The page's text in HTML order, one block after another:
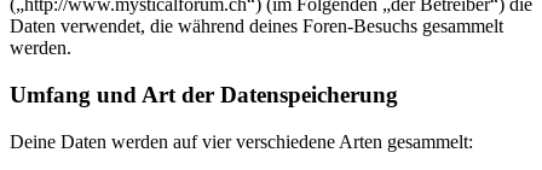
(„http://www.mysticalforum.ch“) (im Folgenden „der Betreiber“) die
Daten verwendet, die während deines Foren-Besuchs gesammelt
werden.
Umfang und Art der Datenspeicherung
Deine Daten werden auf vier verschiedene Arten gesammelt: